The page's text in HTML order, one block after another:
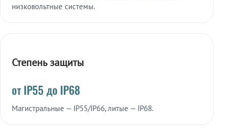
низковольтные системы.
Степень защиты
от IP55 до IP68
Магистральные — IP55/IP66, литые — IP68.